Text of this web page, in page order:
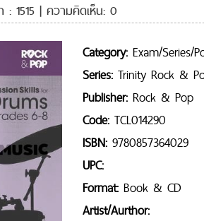
1515 | ความคิดเห็น: 0
Category:Exam/Series/
Series:Trinity Rock &
Publisher:Rock & Pop
Code:TCL014290
ISBN:9780857364029
UPC:
Format:Book & CD
Artist/Aurthor: